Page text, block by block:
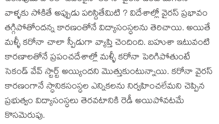
వాళ్ళకు సోకితే అప్పుడు పరిస్దితేమిటి ? విదేశాల్లో వైరస్ ప్రభావం
తగ్గిపోతోందన్న కారణంతోనే విద్యాసంస్ధలను తెరిచాయి. అయితే
మళ్ళీ కరోనా చాలా స్పీడుగా వ్యాప్తి చెందింది. బహుశా ఇటువంటి
కారణాలతోనే ప్రపంచదేశాల్లో మళ్ళీ కరోనా పెరిగిపోతుంటే
సెకండ్ వేవ్ స్టార్ట్ అయ్యిందని మొత్తుకుంటున్నాయి. కరోనా వైరస్
కారణంగానే స్ధానికసంస్ధల ఎన్నికలను నిర్వహించలేమని చెప్పిన
ప్రభుత్వం విద్యాసంస్ధలు తెరవటానికి రెడీ అయిపోవటమే
కొసమెరుపు.